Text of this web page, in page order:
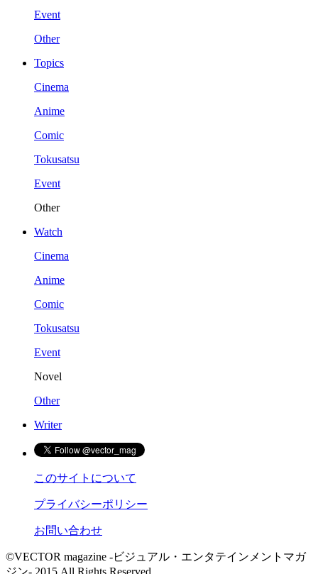
Event
Other
Topics
Cinema
Anime
Comic
Tokusatsu
Event
Other
Watch
Cinema
Anime
Comic
Tokusatsu
Event
Novel
Other
Writer
このサイトについて
プライバシーポリシー
お問い合わせ
©VECTOR magazine -ビジュアル・エンタテインメントマガ
ジン- 2015 All Rights Reserved.